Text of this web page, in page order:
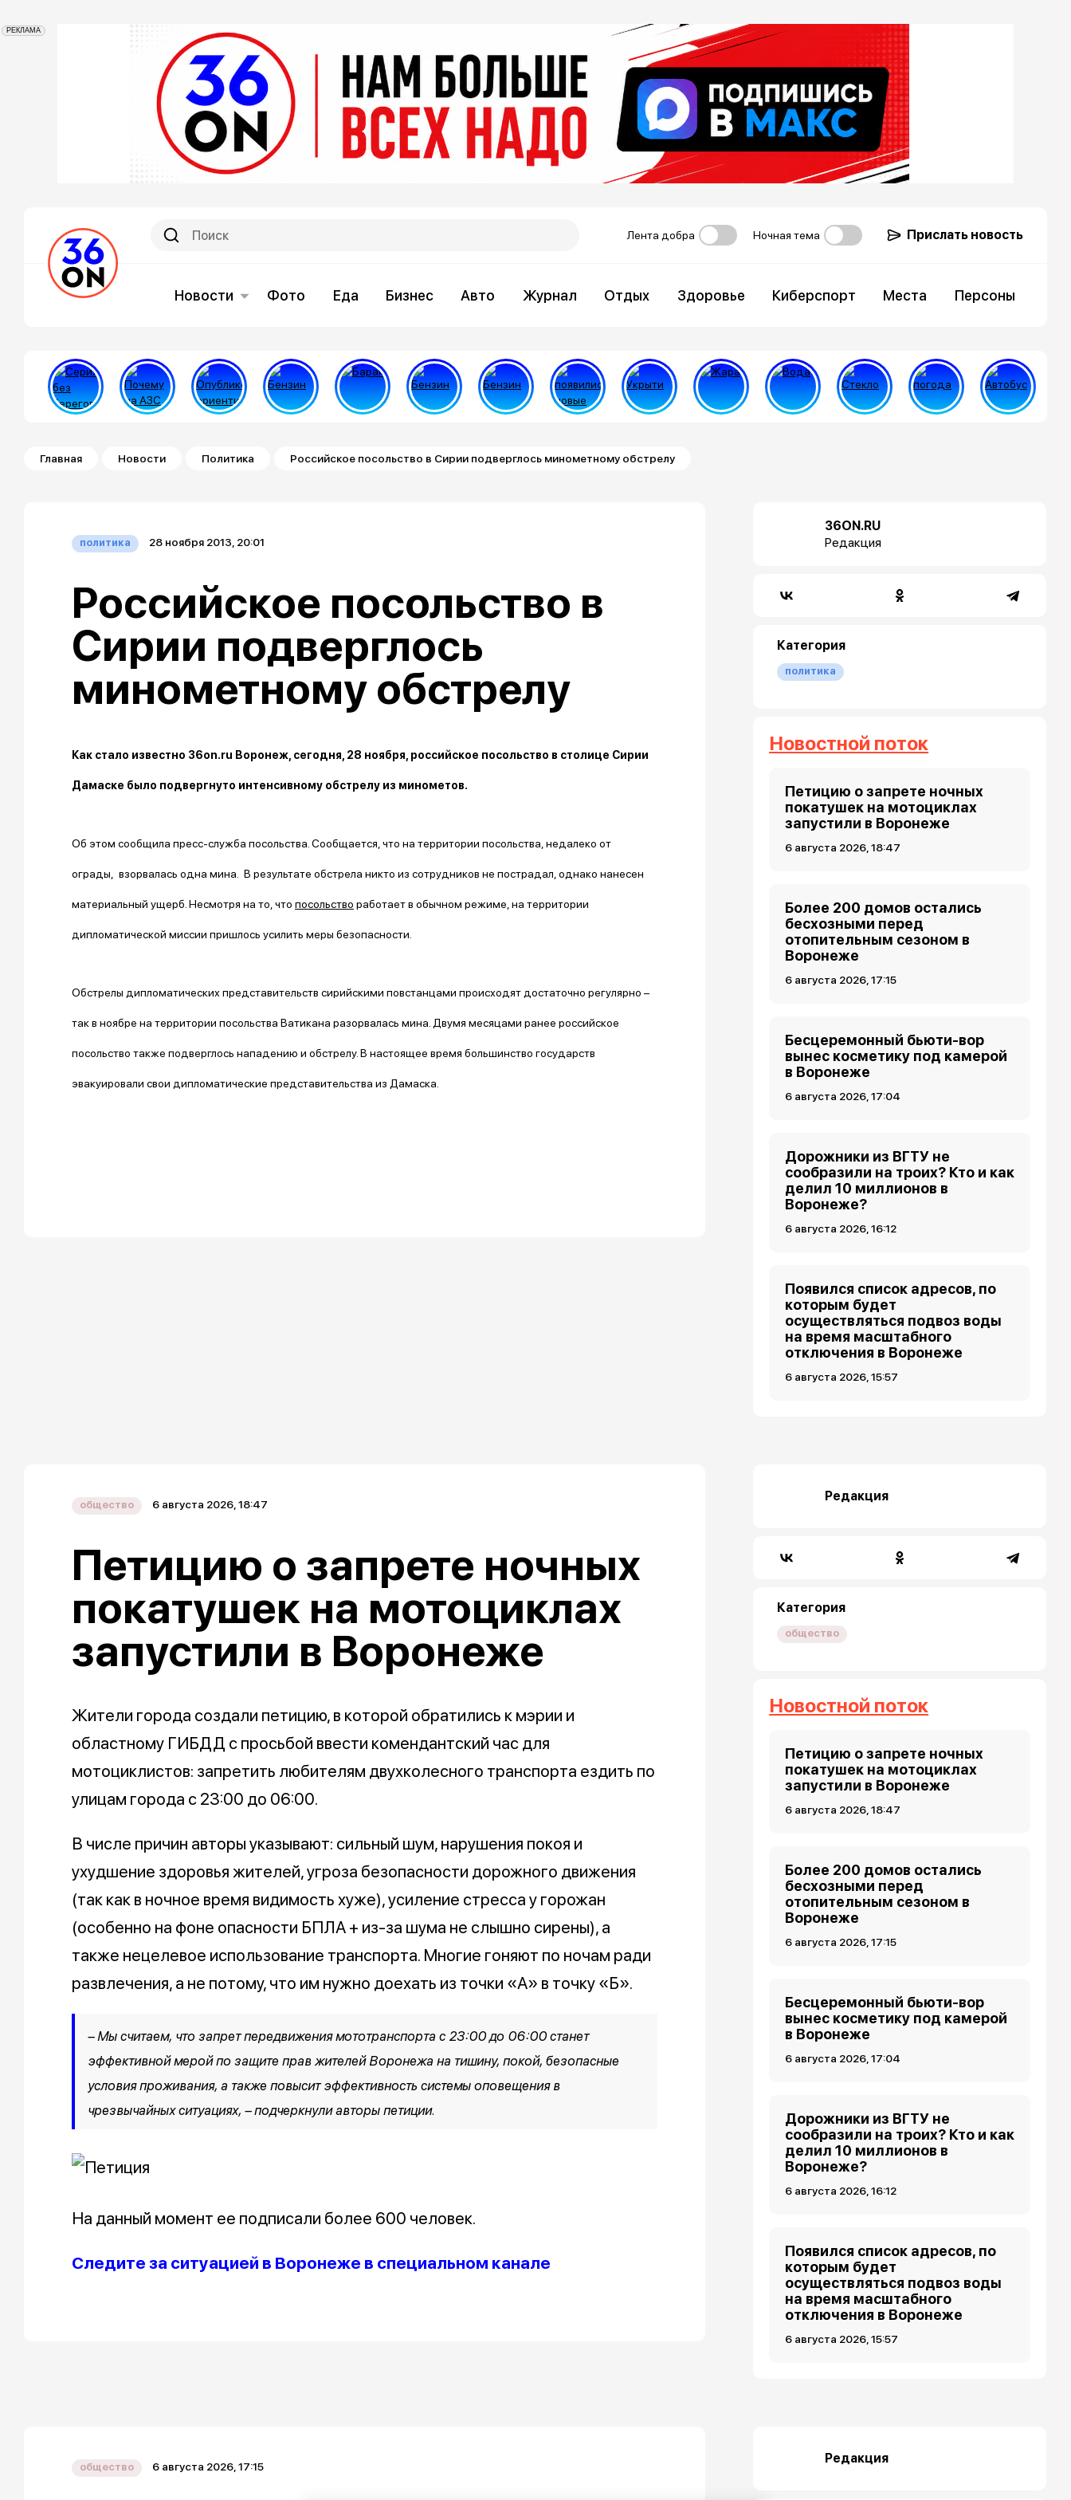
РЕКЛАМА
Лента добра Ночная тема Прислать новость
Новости Фото Еда Бизнес Авто Журнал Отдых Здоровье Киберспорт Места Персоны
Строка навигации
Главная Новости Политика Российское посольство в Сирии подверглось минометному обстрелу
политика 28 ноября 2013, 20:01
Российское посольство в
Сирии подверглось
минометному обстрелу
Как стало известно 36on.ru Воронеж, сегодня, 28 ноября, российское посольство в столице Сирии
Дамаске было подвергнуто интенсивному обстрелу из минометов.
Об этом сообщила пресс-служба посольства. Сообщается, что на территории посольства, недалеко от
ограды, взорвалась одна мина. В результате обстрела никто из сотрудников не пострадал, однако нанесен
материальный ущерб. Несмотря на то, что посольство работает в обычном режиме, на территории
дипломатической миссии пришлось усилить меры безопасности.
Обстрелы дипломатических представительств сирийскими повстанцами происходят достаточно регулярно –
так в ноябре на территории посольства Ватикана разорвалась мина. Двумя месяцами ранее российское
посольство также подверглось нападению и обстрелу. В настоящее время большинство государств
эвакуировали свои дипломатические представительства из Дамаска.
36ON.RU
Редакция
Категория
политика
Новостной поток
Петицию о запрете ночных
покатушек на мотоциклах
запустили в Воронеже
6 августа 2026, 18:47
Более 200 домов остались
бесхозными перед
отопительным сезоном в
Воронеже
6 августа 2026, 17:15
Бесцеремонный бьюти-вор
вынес косметику под камерой
в Воронеже
6 августа 2026, 17:04
Дорожники из ВГТУ не
сообразили на троих? Кто и как
делил 10 миллионов в
Воронеже?
6 августа 2026, 16:12
Появился список адресов, по
которым будет
осуществляться подвоз воды
на время масштабного
отключения в Воронеже
6 августа 2026, 15:57
общество 6 августа 2026, 18:47
Петицию о запрете ночных
покатушек на мотоциклах
запустили в Воронеже
Жители города создали петицию, в которой обратились к мэрии и
областному ГИБДД с просьбой ввести комендантский час для
мотоциклистов: запретить любителям двухколесного транспорта ездить по
улицам города с 23:00 до 06:00.
В числе причин авторы указывают: сильный шум, нарушения покоя и
ухудшение здоровья жителей, угроза безопасности дорожного движения
(так как в ночное время видимость хуже), усиление стресса у горожан
(особенно на фоне опасности БПЛА + из-за шума не слышно сирены), а
также нецелевое использование транспорта. Многие гоняют по ночам ради
развлечения, а не потому, что им нужно доехать из точки «А» в точку «Б».
– Мы считаем, что запрет передвижения мототранспорта с 23:00 до 06:00 станет
эффективной мерой по защите прав жителей Воронежа на тишину, покой, безопасные
условия проживания, а также повысит эффективность системы оповещения в
чрезвычайных ситуациях, – подчеркнули авторы петиции.
На данный момент ее подписали более 600 человек.
Следите за ситуацией в Воронеже в специальном канале
Редакция
Категория
общество
Новостной поток
Петицию о запрете ночных
покатушек на мотоциклах
запустили в Воронеже
6 августа 2026, 18:47
Более 200 домов остались
бесхозными перед
отопительным сезоном в
Воронеже
6 августа 2026, 17:15
Бесцеремонный бьюти-вор
вынес косметику под камерой
в Воронеже
6 августа 2026, 17:04
Дорожники из ВГТУ не
сообразили на троих? Кто и как
делил 10 миллионов в
Воронеже?
6 августа 2026, 16:12
Появился список адресов, по
которым будет
осуществляться подвоз воды
на время масштабного
отключения в Воронеже
6 августа 2026, 15:57
общество 6 августа 2026, 17:15
Редакция